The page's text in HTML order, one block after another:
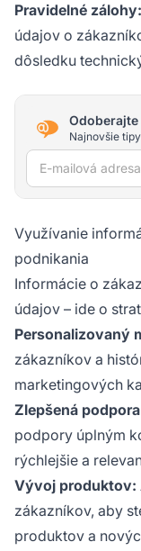
Pravidelné zálohy:
údajov o
dôsledku
Najnovšie
E-mailová adresa
Využívanie
podnikania
Informácie o
údajov – ide o
Personalizovaný
zákazníkov a
marketingových
Zlepšená
podpory úplným
rýchlejšie a
Vývoj produktov:
zákazníkov, aby
produktov a